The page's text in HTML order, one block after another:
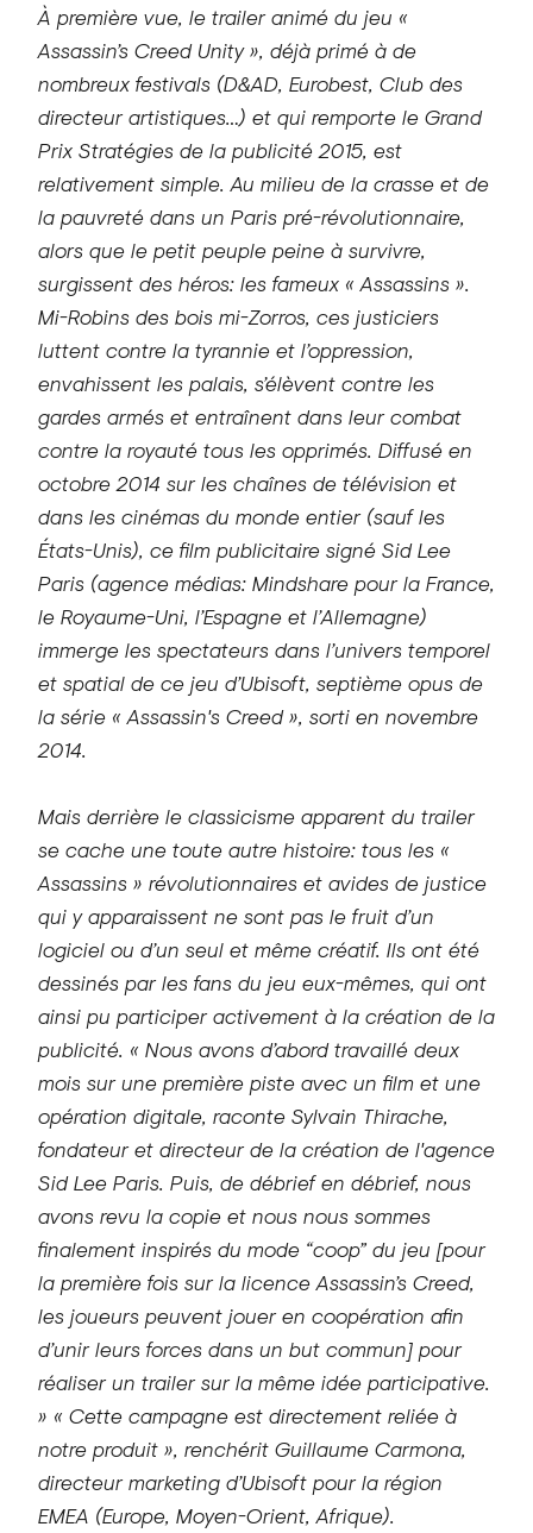
À première vue, le trailer animé du jeu «
Assassin’s Creed Unity », déjà primé à de
nombreux festivals (D&AD, Eurobest, Club des
directeur artistiques…) et qui remporte le Grand
Prix Stratégies de la publicité 2015, est
relativement simple. Au milieu de la crasse et de
la pauvreté dans un Paris pré-révolutionnaire,
alors que le petit peuple peine à survivre,
surgissent des héros: les fameux « Assassins ».
Mi-Robins des bois mi-Zorros, ces justiciers
luttent contre la tyrannie et l’oppression,
envahissent les palais, s’élèvent contre les
gardes armés et entraînent dans leur combat
contre la royauté tous les opprimés. Diffusé en
octobre 2014 sur les chaînes de télévision et
dans les cinémas du monde entier (sauf les
États-Unis), ce film publicitaire signé Sid Lee
Paris (agence médias: Mindshare pour la France,
le Royaume-Uni, l’Espagne et l’Allemagne)
immerge les spectateurs dans l’univers temporel
et spatial de ce jeu d’Ubisoft, septième opus de
la série « Assassin's Creed », sorti en novembre
2014.
Mais derrière le classicisme apparent du trailer
se cache une toute autre histoire: tous les «
Assassins » révolutionnaires et avides de justice
qui y apparaissent ne sont pas le fruit d’un
logiciel ou d’un seul et même créatif. Ils ont été
dessinés par les fans du jeu eux-mêmes, qui ont
ainsi pu participer activement à la création de la
publicité. « Nous avons d’abord travaillé deux
mois sur une première piste avec un film et une
opération digitale, raconte Sylvain Thirache,
fondateur et directeur de la création de l'agence
Sid Lee Paris. Puis, de débrief en débrief, nous
avons revu la copie et nous nous sommes
finalement inspirés du mode “coop” du jeu [pour
la première fois sur la licence Assassin’s Creed,
les joueurs peuvent jouer en coopération afin
d’unir leurs forces dans un but commun] pour
réaliser un trailer sur la même idée participative.
» « Cette campagne est directement reliée à
notre produit », renchérit Guillaume Carmona,
directeur marketing d’Ubisoft pour la région
EMEA (Europe, Moyen-Orient, Afrique).